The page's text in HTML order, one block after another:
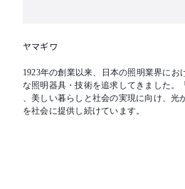
ヤマギワ
1923年の創業以来、日本の照明業界にお
な照明器具・技術を追求してきました。
、美しい暮らしと社会の実現に向け、光
を社会に提供し続けています。